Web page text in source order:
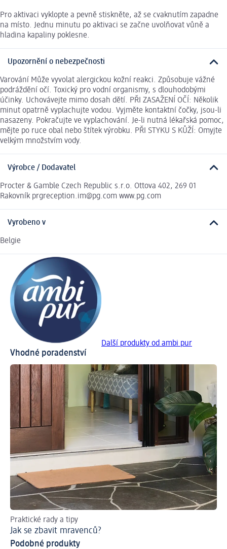
Pro aktivaci vyklopte a pevně stiskněte, až se cvaknutím zapadne
na místo. Jednu minutu po aktivaci se začne uvolňovat vůně a
hladina kapaliny poklesne.
Upozornění o nebezpečnosti
Varování Může vyvolat alergickou kožní reakci. Způsobuje vážné
podráždění očí. Toxický pro vodní organismy, s dlouhodobými
účinky. Uchovávejte mimo dosah dětí. PŘI ZASAŽENÍ OČÍ: Několik
minut opatrně vyplachujte vodou. Vyjměte kontaktní čočky, jsou-li
nasazeny. Pokračujte ve vyplachování. Je-li nutná lékařská pomoc,
mějte po ruce obal nebo štítek výrobku. PŘI STYKU S KŮŽÍ: Omyjte
velkým množstvím vody.
Výrobce / Dodavatel
Procter & Gamble Czech Republic s.r.o. Ottova 402, 269 01
Rakovník prgreception.im@pg.com www.pg.com
Vyrobeno v
Belgie
Další produkty od ambi pur
Vhodné poradenství
Praktické rady a tipy
Jak se zbavit mravenců?
Podobné produkty